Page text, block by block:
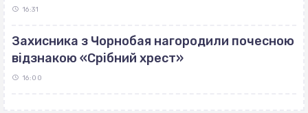
16:31
Захисника з Чорнобая нагородили почесною
відзнакою «Срібний хрест»
16:00